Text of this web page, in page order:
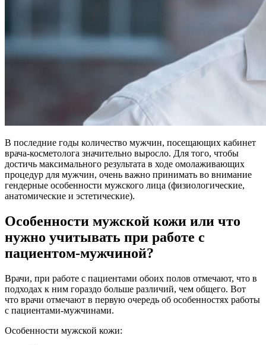
В последние годы количество мужчин, посещающих кабинет
врача-косметолога значительно выросло. Для того, чтобы
достичь максимального результата в ходе омолаживающих
процедур для мужчин, очень важно принимать во внимание
гендерные особенности мужского лица (физиологические,
анатомические и эстетические).
Особенности мужской кожи или что
нужно учитывать при работе с
пациентом-мужчиной?
Врачи, при работе с пациентами обоих полов отмечают, что в
подходах к ним гораздо больше различий, чем общего. Вот
что врачи отмечают в первую очередь об особенностях работы
с пациентами-мужчинами.
Особенности мужской кожи: